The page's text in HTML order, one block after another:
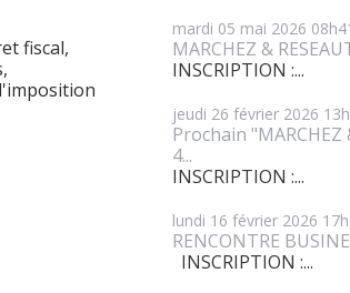
fiscal,
,
mardi 05 mai 2026
MARCHEZ &
INSCRIPTION :...
jeudi 26 février 2026
Prochain "MARCHEZ
4...
INSCRIPTION :...
lundi 16 février 2026
RENCONTRE
INSCRIPTION :...